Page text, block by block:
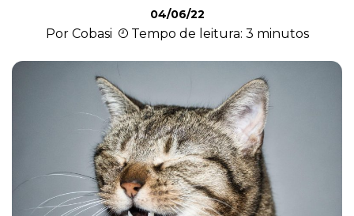
Filhote
Higiene
Saúde
04/06/22
Por Cobasi Tempo de leitura: 3 minutos